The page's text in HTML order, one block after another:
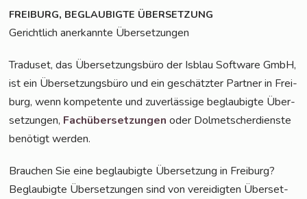
FREIBURG, BEGLAUBIGTE ÜBERSETZUNG
Gericht­lich aner­kann­te Übersetzungen
Tra­du­set, das Über­set­zungs­bü­ro der Isblau Soft­ware GmbH,
ist ein Über­set­zungs­bü­ro und ein geschätz­ter Part­ner in Frei­
burg, wenn kom­pe­ten­te und zuver­läs­si­ge beglau­big­te Über­
set­zun­gen, Fach­über­set­zun­gen oder Dol­met­scher­diens­te
benö­tigt werden.
Brau­chen Sie eine beglau­big­te Über­set­zung in Frei­burg?
Beglau­big­te Über­set­zun­gen sind von ver­ei­dig­ten Über­set­